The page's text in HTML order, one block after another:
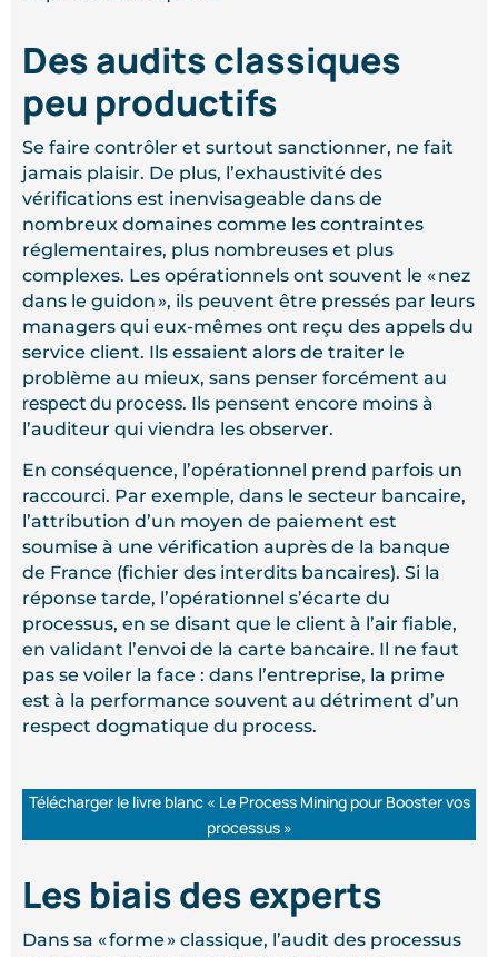
Des audits classiques
peu productifs
Se faire contrôler et surtout sanctionner, ne fait
jamais plaisir. De plus, l’exhaustivité des
vérifications est inenvisageable dans de
nombreux domaines comme les contraintes
réglementaires, plus nombreuses et plus
complexes. Les opérationnels ont souvent le « nez
dans le guidon », ils peuvent être pressés par leurs
managers qui eux-mêmes ont reçu des appels du
service client. Ils essaient alors de traiter le
problème au mieux, sans penser forcément au
respect du process. Ils pensent encore moins à
l’auditeur qui viendra les observer.
En conséquence, l’opérationnel prend parfois un
raccourci. Par exemple, dans le secteur bancaire,
l’attribution d’un moyen de paiement est
soumise à une vérification auprès de la banque
de France (fichier des interdits bancaires). Si la
réponse tarde, l’opérationnel s’écarte du
processus, en se disant que le client à l’air fiable,
en validant l’envoi de la carte bancaire. Il ne faut
pas se voiler la face : dans l’entreprise, la prime
est à la performance souvent au détriment d’un
respect dogmatique du process.
Télécharger le livre blanc « Le Process Mining pour Booster vos
processus »
Les biais des experts
Dans sa « forme » classique, l’audit des processus